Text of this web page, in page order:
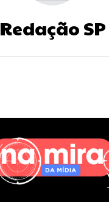
Redação SP